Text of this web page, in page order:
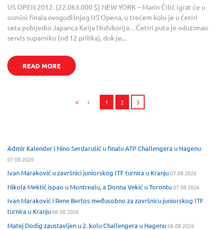
US OPEN 2012. (22.063.000 $) NEW YORK – Marin Čilić igrat će u
osmini finala ovogodišnjeg US Opena, u trećem kolu je u četiri
seta pobijedio Japanca Keija Nishikorija…Četiri puta je oduzimao
servis suparniku (od 12 prilika), dok je...
READ MORE
1 2 3
Admir Kalender i Nino Serdarušić u finalu ATP Challengera u Hagenu
07.08.2026
Ivan Maraković u završnici juniorskog ITF turnira u Kranju07.08.2026
Nikola Mektić ispao u Montrealu, a Donna Vekić u Torontu07.08.2026
Ivan Maraković i Rene Bertos međusobno za završnicu juniorskog ITF
turnira u Kranju06.08.2026
Matej Dodig zaustavljen u 2. kolu Challengera u Hagenu06.08.2026